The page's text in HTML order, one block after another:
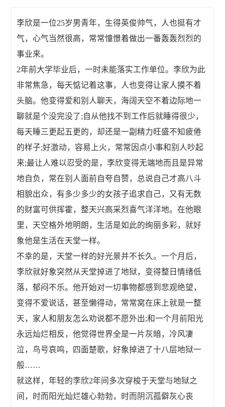
李欣是一位25岁男青年，生得英俊帅气，人也挺有才
气，心气当然很高，常常憧憬着做出一番轰轰烈烈的
事业来。
2年前大学毕业后，一时未能落实工作单位。李欣为此
非常焦急，每天惦记着这事，人也变得让家人摸不着
头脑。他变得爱和别人聊天，海阔天空不着边际地一
聊就是个没完没了;自从他找不到工作后就睡得很少，
每天睡三更起五更的，却还是一副精力旺盛不知疲倦
的样子;好激动，容易上火，常常因点小事和别人吵起
来;最让人难以忍受的是，李欣变得无端地而且是异常
地自负，常在别人面前自夸自赞，总说自己才高八斗
相貌出众，有多少多少的女孩子追求自己，又有无数
的财富可供挥霍，整天兴高采烈喜气洋洋地。在他眼
里，天空格外地明朗，生活是如此的绚丽多彩，就好
象他是生活在天堂一样。
不幸的是，天堂一样的好光景并不长久。一个月后，
李欣就好象突然从天堂掉进了地狱，变得整日情绪低
落，郁闷不乐。他开始对一切事物都感到悲观绝望，
变得不爱说话，甚至懒得动，常常窝在床上就是一整
天，家人和朋友怎么劝说都不愿外出;和一个月前阳光
永远灿烂相反，他觉得世界全是一片灰暗，冷风凄
泣，鸟号哀鸣，四面楚歌，好象掉进了十八层地狱一
般……
就这样，年轻的李欣2年间多次穿梭于天堂与地狱之
间，时而阳光灿烂雄心勃勃，时而阴沉孤僻灰心丧